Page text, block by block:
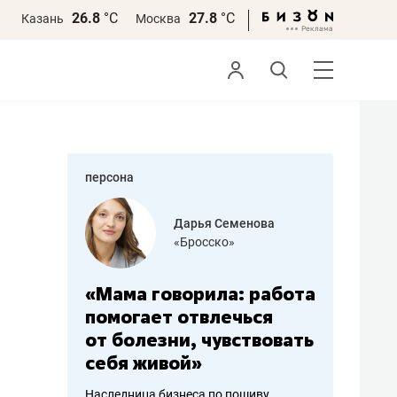
Казань 26.8 °С Москва 27.8 °С
персона
Дарья Семенова
«Бросско»
«Мама говорила: работа
помогает отвлечься
от болезни, чувствовать
себя живой»